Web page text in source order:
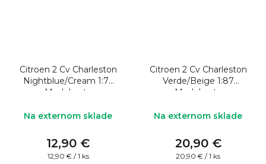
Citroen 2 Cv Charleston
Nightblue/Cream 1:76
Model auta
Na externom sklade
12,90 €
Jednotková
12,90 € / 1 ks
Citroen 2 Cv Charleston
Verde/Beige 1:87
Model auta
Na externom sklade
20,90 €
Jednotková
20,90 € / 1 ks